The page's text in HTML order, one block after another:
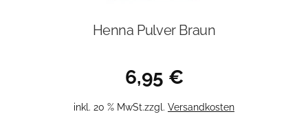
Henna Pulver Braun
6,95 €
inkl. 20 % MwSt.zzgl. Versandkosten